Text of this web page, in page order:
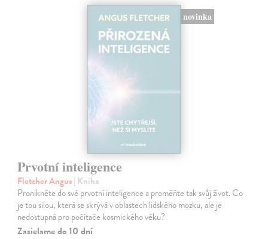
novinka
Prvotní inteligence
Fletcher Angus| Kniha
Pronikněte do své prvotní inteligence a proměňte tak svůj život. Co
je tou silou, která se skrývá v oblastech lidského mozku, ale je
nedostupná pro počítače kosmického věku?
Zasielame do 10 dní